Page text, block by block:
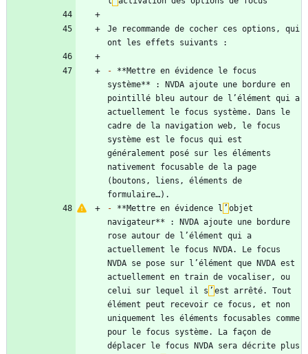
Je recommande de cocher ces options, qui
- **Mettre en évidence le focus
système** : NVDA ajoute une bordure en
pointillé bleu autour de l’élément qui a
actuellement le focus système. Dans le
cadre de la navigation web, le focus
système est le focus qui est
généralement posé sur les éléments
nativement focusable de la page
(boutons, liens, éléments de
- **Mettre en évidence l ’ objet
navigateur** : NVDA ajoute une bordure
rose autour de l’élément qui a
actuellement le focus NVDA. Le focus
NVDA se pose sur l’élément que NVDA est
actuellement en train de vocaliser, ou
celui sur lequel il s ’ est arrêté. Tout
élément peut recevoir ce focus, et non
uniquement les éléments focusables comme
pour le focus système. La façon de
déplacer le focus NVDA sera décrite plus